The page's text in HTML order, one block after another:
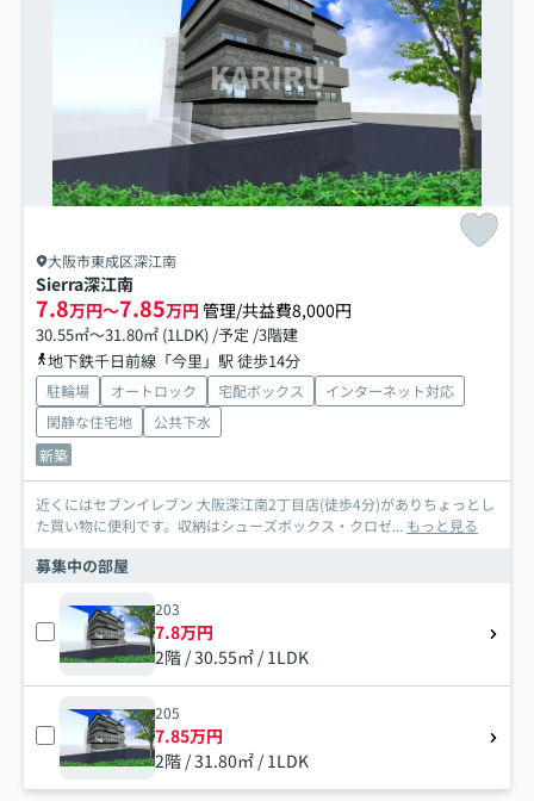
大阪市東成区深江南
Sierra深江南
7.8万円～7.85万円 管理/共益費8,000円
30.55㎡～31.80㎡ (1LDK) /予定 /3階建
地下鉄千日前線「今里」駅 徒歩14分
駐輪場 オートロック 宅配ボックス
インターネット対応
閑静な住宅地
公共下水
新築
近くにはセブンイレブン 大阪深江南2丁目店(徒歩4分)がありちょっとし
た買い物に便利です。収納はシューズボックス・クロゼ... もっと見る
募集中の部屋
203
7.8万円
2階 / 30.55㎡ / 1LDK
205
7.85万円
2階 / 31.80㎡ / 1LDK